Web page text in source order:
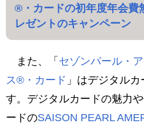
®・カードの初年度年会費
レゼントのキャンペーン
また、「 セゾンパール・
ス®・カード 」はデジタル
す。デジタルカードの魅力
ードのSAISON PEARL